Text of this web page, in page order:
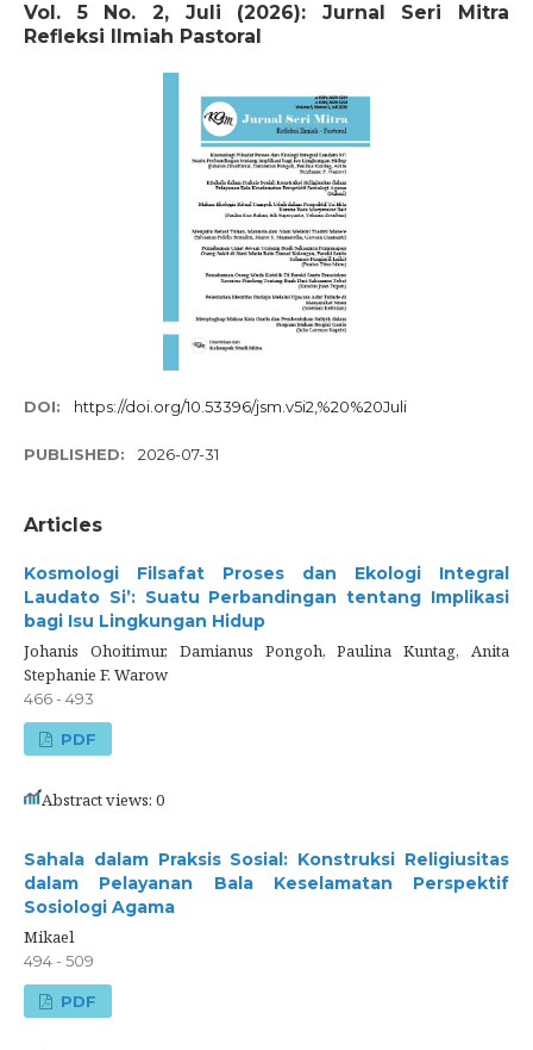
Vol. 5 No. 2, Juli (2026): Jurnal Seri Mitra
Refleksi Ilmiah Pastoral
DOI: https://doi.org/10.53396/jsm.v5i2,%20%20Juli
PUBLISHED: 2026-07-31
Articles
Kosmologi Filsafat Proses dan Ekologi Integral
Laudato Si’: Suatu Perbandingan tentang Implikasi
bagi Isu Lingkungan Hidup
Johanis Ohoitimur, Damianus Pongoh, Paulina Kuntag, Anita
Stephanie F. Warow
466 - 493
PDF
Abstract views: 0
Sahala dalam Praksis Sosial: Konstruksi Religiusitas
dalam Pelayanan Bala Keselamatan Perspektif
Sosiologi Agama
Mikael
494 - 509
PDF